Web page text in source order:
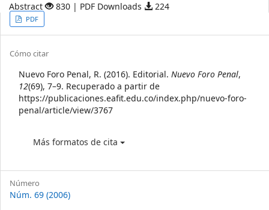
Abstract 830 | PDF Downloads 224
Article
Sidebar
PDF
Article
Details
Cómo citar
Nuevo Foro Penal, R. (2016). Editorial. Nuevo Foro Penal,
12(69), 7–9. Recuperado a partir de
https://publicaciones.eafit.edu.co/index.php/nuevo-foro-
penal/article/view/3767
Más formatos de cita
Número
Núm. 69 (2006)